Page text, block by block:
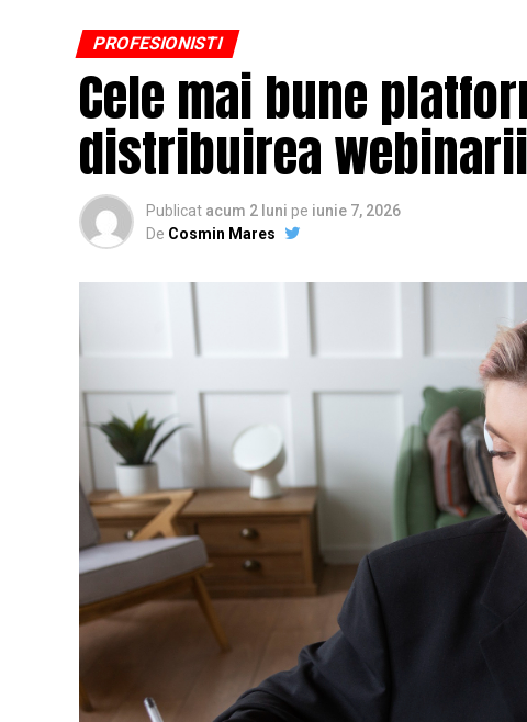
PROFESIONISTI
Cele mai bune
distribuirea
Publicat acum 2 luni pe iunie 7, 2026
De Cosmin Mares